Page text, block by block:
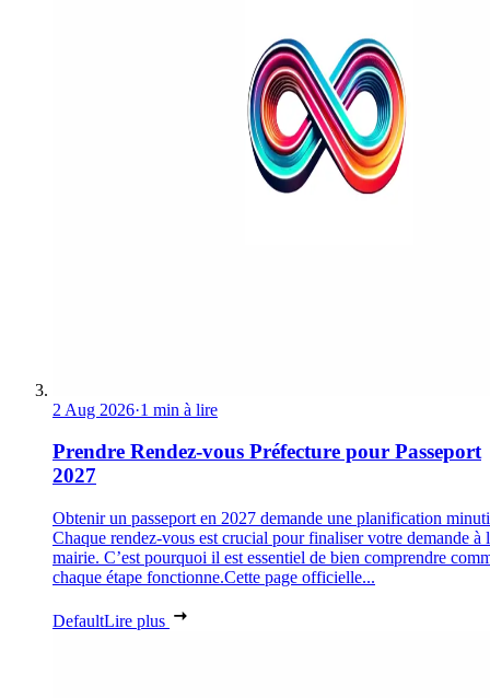
2 Aug 2026·1 min à lire
Prendre Rendez-vous Préfecture pour Passeport
2027
Obtenir un passeport en 2027 demande une planification
Chaque rendez-vous est crucial pour finaliser votre demande à
mairie. C’est pourquoi il est essentiel de bien comprendre
chaque étape fonctionne.Cette page officielle...
DefaultLire plus